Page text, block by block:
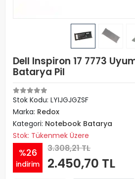
Dell Inspiron 17 7773
Batarya Pil
Stok Kodu: LYIJGJGZSF
Marka: Redox
Kategori: Notebook Batarya
Stok: Tükenmek Üzere
%26
indirim
3.308,21 TL
2.450,70 TL